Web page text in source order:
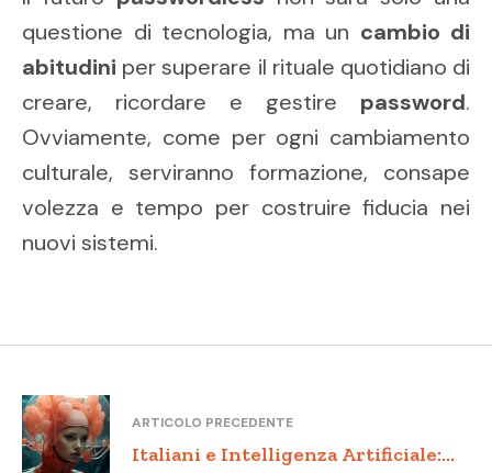
questione di tecnologia, ma un cambio di
abitudini per superare il rituale quotidiano di
creare, ricordare e gestire password.
Ovviamente, come per ogni cambiamento
culturale, serviranno formazione, consape
volezza e tempo per costruire fiducia nei
nuovi sistemi.
ARTICOLO PRECEDENTE
Italiani e Intelligenza Artificiale: